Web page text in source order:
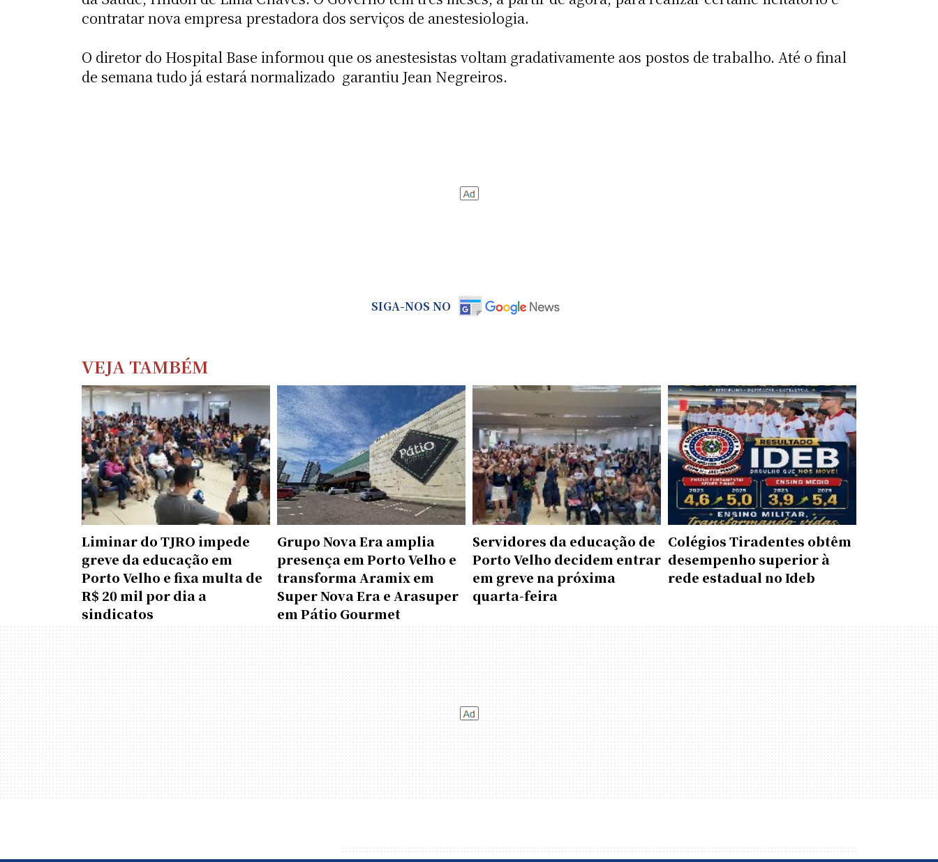
contratar nova empresa prestadora dos serviços de anestesiologia.
O diretor do Hospital Base informou que os anestesistas voltam gradativamente aos postos de trabalho. Até o final
de semana tudo já estará normalizado  garantiu Jean Negreiros.
SIGA-NOS NO
VEJA TAMBÉM
Liminar do TJRO impede
greve da educação em
Porto Velho e fixa multa de
R$ 20 mil por dia a
sindicatos
Grupo Nova Era amplia
presença em Porto Velho e
transforma Aramix em
Super Nova Era e Arasuper
em Pátio Gourmet
Servidores da educação de
Porto Velho decidem entrar
em greve na próxima
quarta-feira
Colégios Tiradentes obtêm
desempenho superior à
rede estadual no Ideb